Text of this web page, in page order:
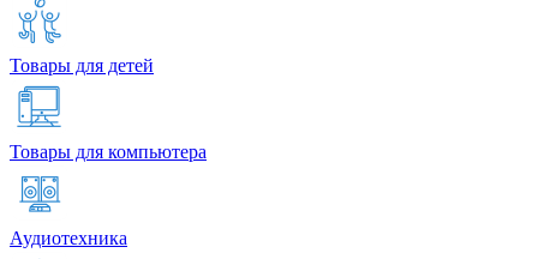
Товары для детей
Товары для компьютера
Аудиотехника